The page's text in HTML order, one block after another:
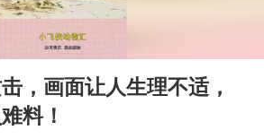
4.2平卫生间补漏注胶花1.55万
白海豚路径图
宇树申购 中一签有望赚20万元
，画面让人生理不适，
料！